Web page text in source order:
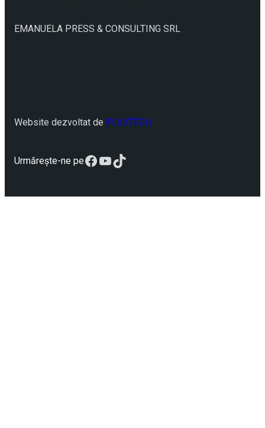
EMANUELA PRESS & CONSULTING SRL
Website dezvoltat de POLYTECH
Urmărește-ne peFacebook
YouTube
TikTok